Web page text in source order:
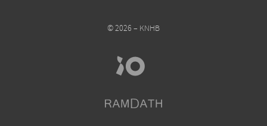
© 2026 – KNHB